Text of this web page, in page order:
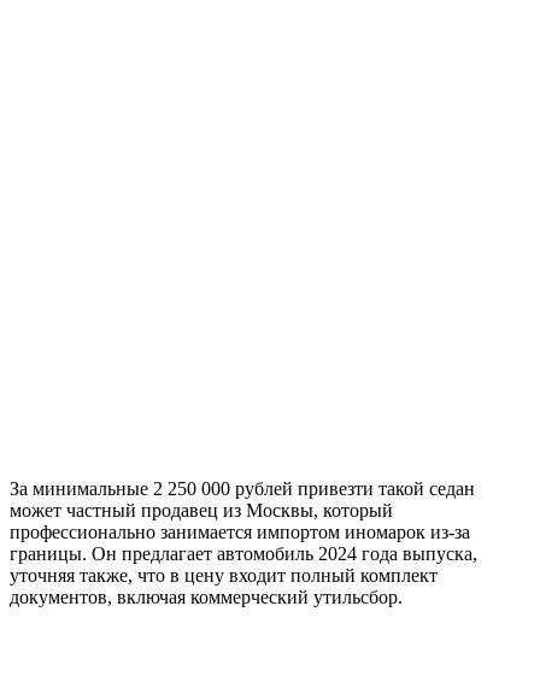
За минимальные 2 250 000 рублей привезти такой седан
может частный продавец из Москвы, который
профессионально занимается импортом иномарок из-за
границы. Он предлагает автомобиль 2024 года выпуска,
уточняя также, что в цену входит полный комплект
документов, включая коммерческий утильсбор.